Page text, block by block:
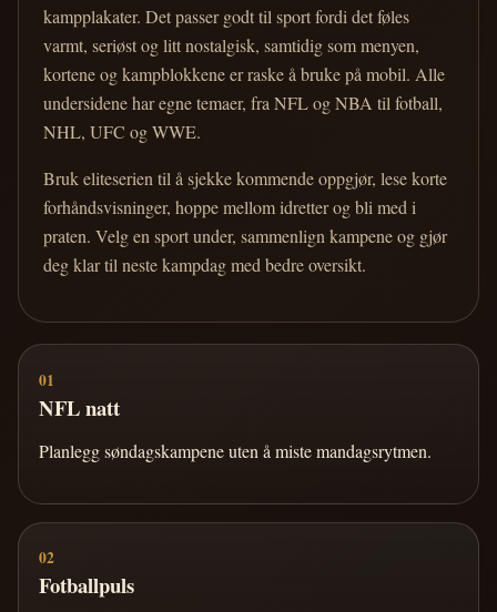
kampplakater. Det passer godt til sport fordi det føles
varmt, seriøst og litt nostalgisk, samtidig som menyen,
kortene og kampblokkene er raske å bruke på mobil. Alle
undersidene har egne temaer, fra NFL og NBA til fotball,
NHL, UFC og WWE.
Bruk eliteserien til å sjekke kommende oppgjør, lese korte
forhåndsvisninger, hoppe mellom idretter og bli med i
praten. Velg en sport under, sammenlign kampene og gjør
deg klar til neste kampdag med bedre oversikt.
01
NFL natt
Planlegg søndagskampene uten å miste mandagsrytmen.
02
Fotballpuls